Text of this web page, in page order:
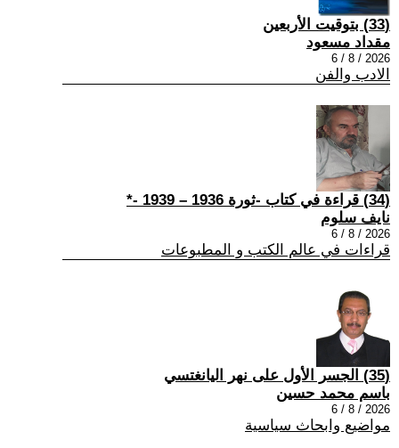
(33) بتوقيت الأربعين
مقداد مسعود
2026 / 8 / 6
الادب والفن
(34) قراءة في كتاب -ثورة 1936 – 1939 -*
نايف سلوم
2026 / 8 / 6
قراءات في عالم الكتب و المطبوعات
(35) الجسر الأول على نهر اليانغتسي
باسم محمد حسين
2026 / 8 / 6
مواضيع وابحاث سياسية